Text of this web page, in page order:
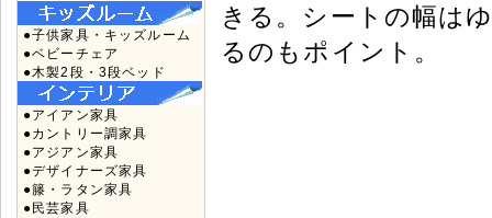
●子供家具・キッズルーム
●ベビーチェア
●木製2段・3段ベッド
●アイアン家具
●カントリー調家具
●アジアン家具
●デザイナーズ家具
●籐・ラタン家具
●民芸家具
きる。シートの幅は
るのもポイント。